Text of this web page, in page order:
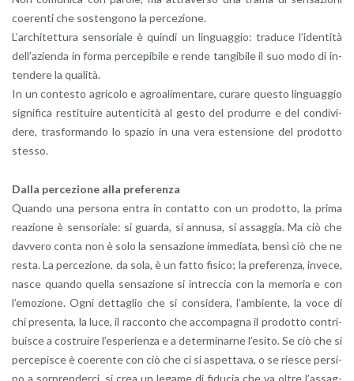
coe­ren­ti che so­sten­go­no la per­ce­zio­ne.
L’ar­chi­tet­tu­ra sen­so­ria­le è quin­di un lin­guag­gio: tra­du­ce l’i­den­ti­tà
del­l’a­zien­da in forma per­ce­pi­bi­le e rende tan­gi­bi­le il suo modo di in­
ten­de­re la qua­li­tà.
In un con­te­sto agri­co­lo e agroa­li­men­ta­re, cu­ra­re que­sto lin­guag­gio
si­gni­fi­ca re­sti­tui­re au­ten­ti­ci­tà al gesto del pro­dur­re e del con­di­vi­
de­re, tra­sfor­man­do lo spa­zio in una vera esten­sio­ne del pro­dot­to
stes­so.
Dalla per­ce­zio­ne alla pre­fe­ren­za
Quan­do una per­so­na entra in con­tat­to con un pro­dot­to, la prima
rea­zio­ne è sen­so­ria­le: si guar­da, si an­nu­sa, si as­sag­gia. Ma ciò che
dav­ve­ro conta non è solo la sen­sa­zio­ne im­me­dia­ta, bensì ciò che ne
resta. La per­ce­zio­ne, da sola, è un fatto fi­si­co; la pre­fe­ren­za, in­ve­ce,
nasce quan­do quel­la sen­sa­zio­ne si in­trec­cia con la me­mo­ria e con
l’e­mo­zio­ne. Ogni det­ta­glio che si con­si­de­ra, l’am­bien­te, la voce di
chi pre­sen­ta, la luce, il rac­con­to che ac­com­pa­gna il pro­dot­to con­tri­
bui­sce a co­strui­re l’e­spe­rien­za e a de­ter­mi­nar­ne l’e­si­to. Se ciò che si
per­ce­pi­sce è coe­ren­te con ciò che ci si aspet­ta­va, o se rie­sce per­si­